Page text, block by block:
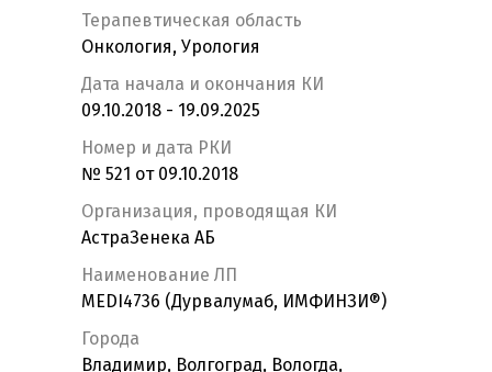
Терапевтическая область
Онкология, Урология
Дата начала и окончания КИ
09.10.2018 - 19.09.2025
Номер и дата РКИ
№ 521 от 09.10.2018
Организация, проводящая КИ
АстраЗенека АБ
Наименование ЛП
MEDI4736 (Дурвалумаб, ИМФИНЗИ®)
Города
Владимир, Волгоград, Вологда,